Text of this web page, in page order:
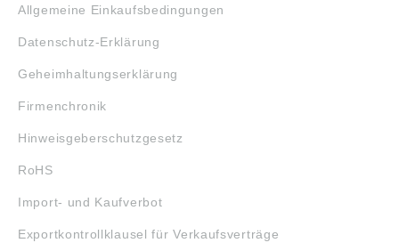
Allgemeine Einkaufsbedingungen
Datenschutz-Erklärung
Geheimhaltungserklärung
Firmenchronik
Hinweisgeberschutzgesetz
RoHS
Import- und Kaufverbot
Exportkontrollklausel für Verkaufsverträge